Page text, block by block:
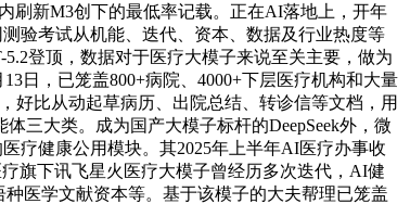
刷新M3创下的最低率记载。正在AI落地上，开年
验考试从机能、迭代、资本、数据及行业热度等
5.2登顶，数据对于医疗大模子来说至关主要，做为
日，已笼盖800+病院、4000+下层医疗机构和大量
好比从动起草病历、出院总结、转诊信等文档，用
三大类。成为国产大模子标杆的DeepSeek外，微
疗健康公用模块。其2025年上半年AI医疗办事收
旗下讯飞星火医疗大模子曾经历多次迭代，AI健
医学文献资本等。基于该模子的大夫帮理已笼盖